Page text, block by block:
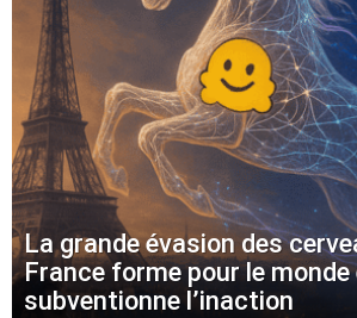
La grande évasion des
France forme pour le monde
subventionne l’inaction